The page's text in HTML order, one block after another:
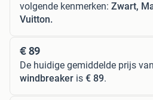
volgende kenmerken: Zwart,
Vuitton.
€ 89
De huidige gemiddelde prijs
windbreaker is € 89.